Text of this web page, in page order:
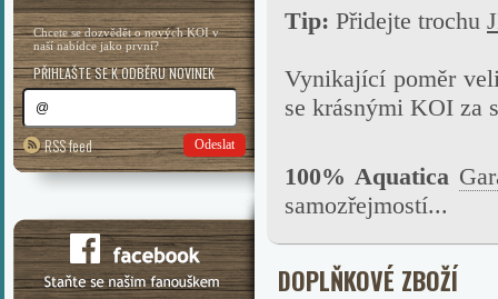
Chcete se dozvědět o nových KOI v
naší nabídce jako první?
PŘIHLAŠTE SE K ODBĚRU NOVINEK
RSS feed Odeslat
Tip: Přidejte trochu
Vynikající poměr
se krásnými KOI za
100% Aquatica
samozřejmostí...
DOPLŇKOVÉ ZBOŽÍ